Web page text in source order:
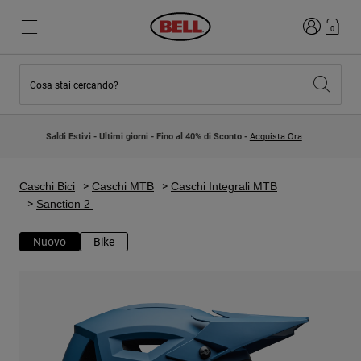
Nuovi arrivi
Caschi Motocross Bambino
Lifestyle
Aperti / Jet
Nuovi arrivi
Lifestyle
Esplora Bike
Strada e Gravel
Accedi0
Cosa stai cercando?
Saldi Estivi - Ultimi giorni - Fino al 40% di Sconto - Acquista Ora
Caschi Bici Caschi MTB
Caschi Integrali MTB
Sanction 2
Nuovo Bike